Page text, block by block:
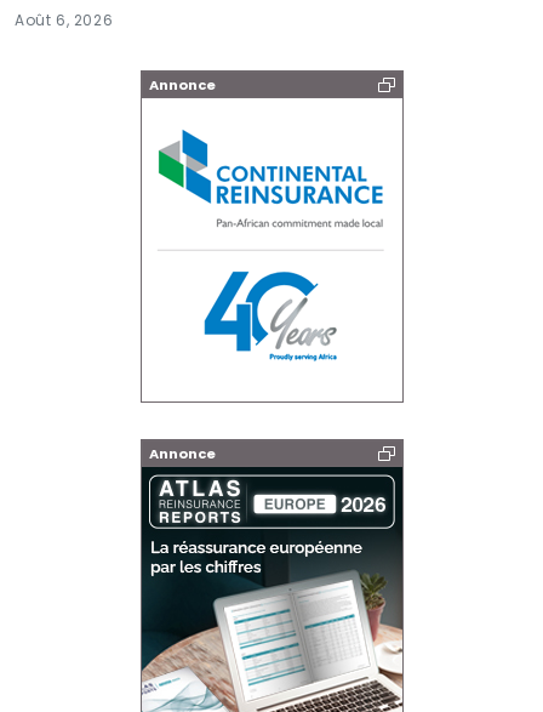
Août 6, 2026
Annonce
Annonce